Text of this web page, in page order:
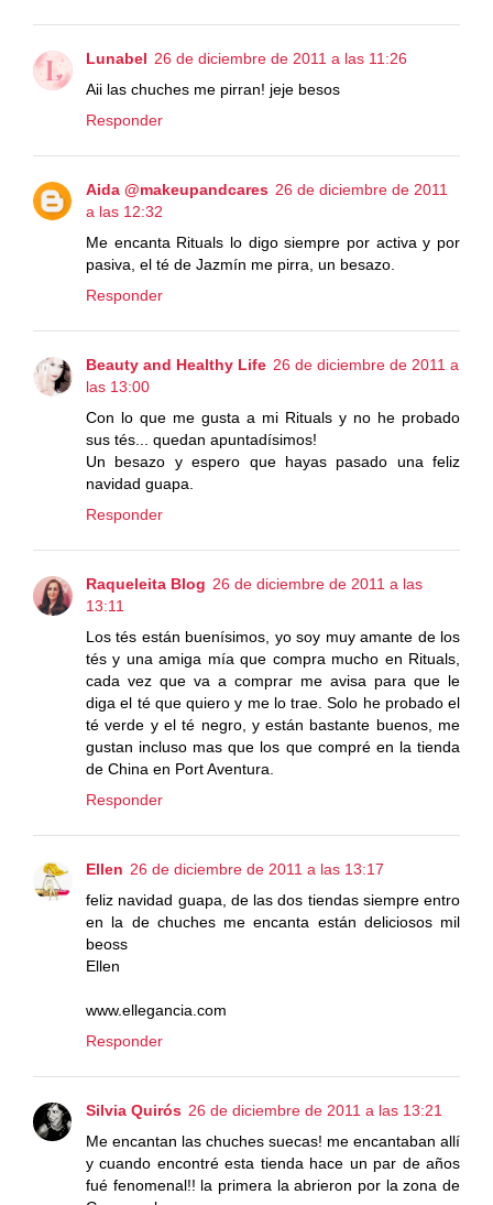
Lunabel 26 de diciembre de 2011 a las 11:26
Aii las chuches me pirran! jeje besos
Responder
Aida @makeupandcares 26 de diciembre de 2011
a las 12:32
Me encanta Rituals lo digo siempre por activa y por
pasiva, el té de Jazmín me pirra, un besazo.
Responder
Beauty and Healthy Life 26 de diciembre de 2011 a
las 13:00
Con lo que me gusta a mi Rituals y no he probado
sus tés... quedan apuntadísimos!
Un besazo y espero que hayas pasado una feliz
navidad guapa.
Responder
Raqueleita Blog 26 de diciembre de 2011 a las
13:11
Los tés están buenísimos, yo soy muy amante de los
tés y una amiga mía que compra mucho en Rituals,
cada vez que va a comprar me avisa para que le
diga el té que quiero y me lo trae. Solo he probado el
té verde y el té negro, y están bastante buenos, me
gustan incluso mas que los que compré en la tienda
de China en Port Aventura.
Responder
Ellen 26 de diciembre de 2011 a las 13:17
feliz navidad guapa, de las dos tiendas siempre entro
en la de chuches me encanta están deliciosos mil
beoss
Ellen
www.ellegancia.com
Responder
Silvia Quirós 26 de diciembre de 2011 a las 13:21
Me encantan las chuches suecas! me encantaban allí
y cuando encontré esta tienda hace un par de años
fué fenomenal!! la primera la abrieron por la zona de